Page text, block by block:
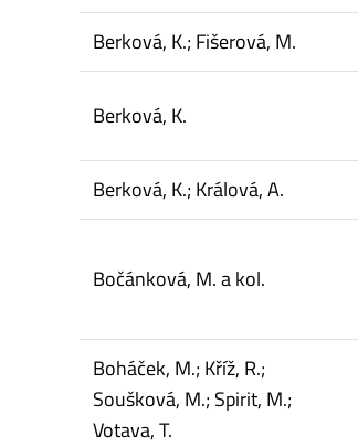
Berková, K.; Fišerová, M.
Berková, K.
Berková, K.; Králová, A.
Bočánková, M. a kol.
Boháček, M.; Kříž, R.;
Soušková, M.; Spirit, M.;
Votava, T.